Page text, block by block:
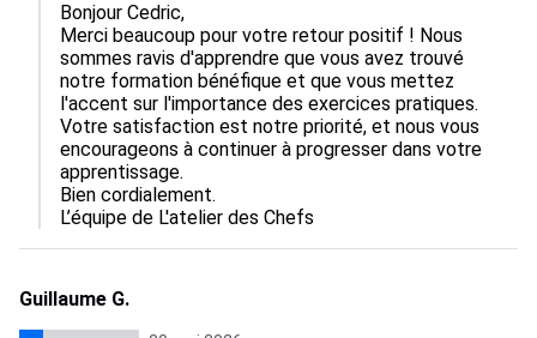
Bonjour Cedric,
Merci beaucoup pour votre retour positif ! Nous
sommes ravis d'apprendre que vous avez trouvé
notre formation bénéfique et que vous mettez
l'accent sur l'importance des exercices pratiques.
Votre satisfaction est notre priorité, et nous vous
encourageons à continuer à progresser dans votre
apprentissage.
Bien cordialement.
L’équipe de L'atelier des Chefs
Guillaume G.